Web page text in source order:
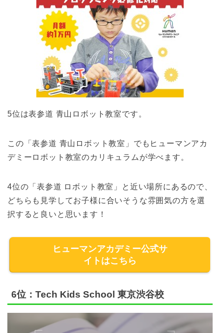
5位は表参道 青山 ロボット教室です。
この「表参道 青山 ロボット教室」でもヒューマンアカ
デミーロボット教室のカリキュラムが学べます。
4位の「表参道 ロボット教室」と近い場所にあるので、
どちらも見学してお子様に合いそうな雰囲気の方を選
択すると良いと思います！
ヒューマンアカデミー公式サ
イトはこちら
6位：Tech Kids School 東京渋谷校